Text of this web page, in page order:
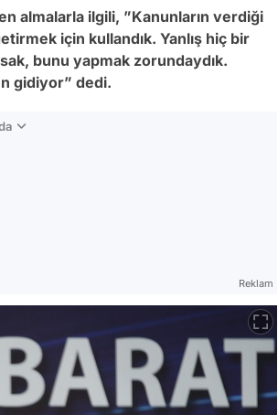
almalarla ilgili, ”Kanunların verdiği
için kullandık. Yanlış hiç bir
bunu yapmak zorundaydık.
gidiyor” dedi.
Reklam